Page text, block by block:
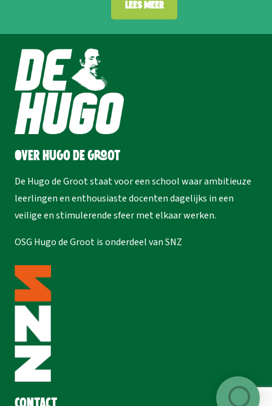
Lees meer
Over Hugo de Groot
De Hugo de Groot staat voor een school waar ambitieuze
leerlingen en enthousiaste docenten dagelijks in een
veilige en stimulerende sfeer met elkaar werken.
OSG Hugo de Groot is onderdeel vanSNZ